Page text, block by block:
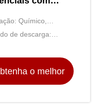
de vidro
de 1L
Químico,
alimento, etc.
de descarga:
o melhor